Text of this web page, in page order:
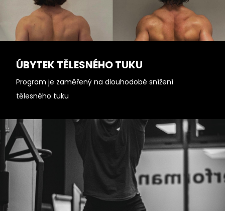
ÚBYTEK TĚLESNÉHO TUKU
Program je zaměřený na dlouhodobé snížení
tělesného tuku